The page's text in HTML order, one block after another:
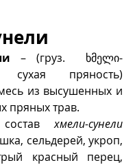
– (груз.
ხმელი-
из высушенных и
пряных трав.
хмели-сунели
сельдерей, укроп,
красный перец,